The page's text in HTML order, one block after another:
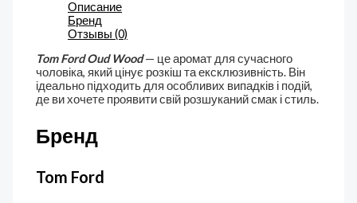
Описание
Бренд
Отзывы (0)
Tom Ford Oud Wood— це аромат для сучасного
чоловіка, який цінує розкіш та ексклюзивність. Він
ідеально підходить для особливих випадків і подій,
де ви хочете проявити свій розшуканий смак і стиль.
Бренд
Tom Ford